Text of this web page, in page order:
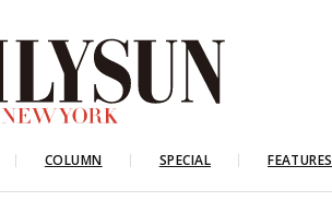
COLUMN SPECIAL FEATURES